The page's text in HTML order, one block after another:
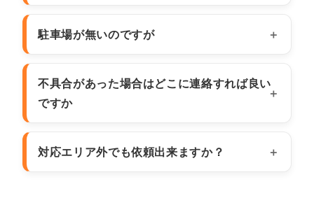
駐車場が無いのですが
不具合があった場合はどこに連絡すれば良い
ですか
対応エリア外でも依頼出来ますか？